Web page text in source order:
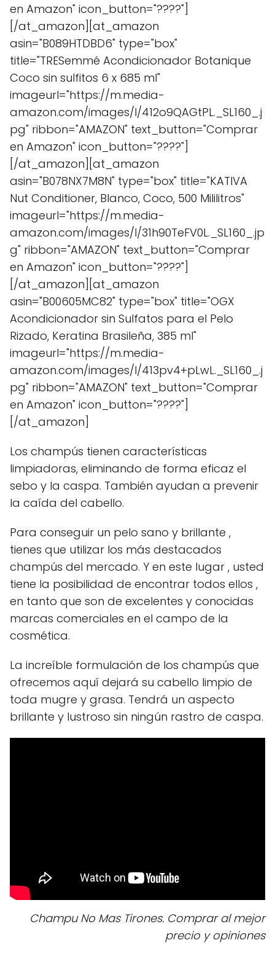
en Amazon" icon_button="????"]
[/at_amazon][at_amazon
asin="B089HTDBD6" type="box"
title="TRESemmé Acondicionador Botanique
Coco sin sulfitos 6 x 685 ml"
imageurl="https://m.media-
amazon.com/images/I/412o9QAGtPL._SL160_.j
pg" ribbon="AMAZON" text_button="Comprar
en Amazon" icon_button="????"]
[/at_amazon][at_amazon
asin="B078NX7M8N" type="box" title="KATIVA
Nut Conditioner, Blanco, Coco, 500 Mililitros"
imageurl="https://m.media-
amazon.com/images/I/31h90TeFV0L._SL160_.jp
g" ribbon="AMAZON" text_button="Comprar
en Amazon" icon_button="????"]
[/at_amazon][at_amazon
asin="B00605MC82" type="box" title="OGX
Acondicionador sin Sulfatos para el Pelo
Rizado, Keratina Brasileña, 385 ml"
imageurl="https://m.media-
amazon.com/images/I/413pv4+pLwL._SL160_.j
pg" ribbon="AMAZON" text_button="Comprar
en Amazon" icon_button="????"]
[/at_amazon]
Los champús tienen características
limpiadoras, eliminando de forma eficaz el
sebo y la caspa. También ayudan a prevenir
la caída del cabello.
Para conseguir un pelo sano y brillante ,
tienes que utilizar los más destacados
champús del mercado. Y en este lugar , usted
tiene la posibilidad de encontrar todos ellos ,
en tanto que son de excelentes y conocidas
marcas comerciales en el campo de la
cosmética.
La increíble formulación de los champús que
ofrecemos aquí dejará su cabello limpio de
toda mugre y grasa. Tendrá un aspecto
brillante y lustroso sin ningún rastro de caspa.
Champu No Mas Tirones. Comprar al mejor
precio y opiniones